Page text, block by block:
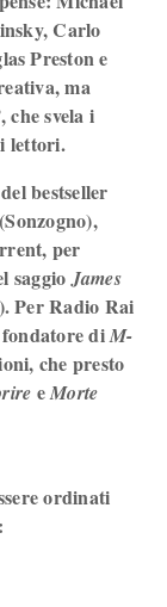
Carlo
Preston e
ma
svela i
lettori.
bestseller
(Sonzogno),
per
saggioJames
Per Radio Rai
diM-
che presto
eMorte
ordinati